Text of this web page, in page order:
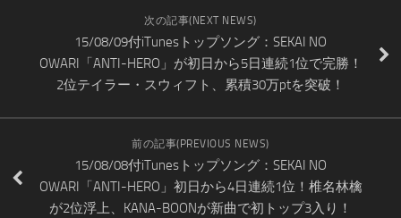
次の記事(NEXT NEWS)
15/08/09付iTunesトップソング：SEKAI NO
OWARI「ANTI-HERO」が初日から5日連続1位で完勝！
2位テイラー・スウィフト、累積30万ptを突破！
前の記事(PREVIOUS NEWS)
15/08/08付iTunesトップソング：SEKAI NO
OWARI「ANTI-HERO」初日から4日連続1位！椎名林檎
が2位浮上、KANA-BOONが新曲で初トップ3入り！